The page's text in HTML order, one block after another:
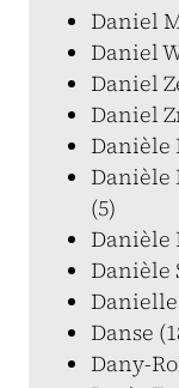
Daniel
Daniel
Daniel
Daniel
Danièle
Danièle
(5)
Danièle
Danièle
Danse
Dany-